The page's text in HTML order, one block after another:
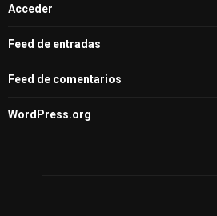
Acceder
Feed de entradas
Feed de comentarios
WordPress.org